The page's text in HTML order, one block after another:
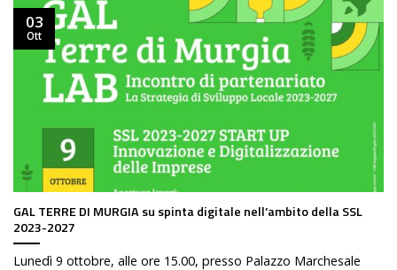
GAL TERRE DI MURGIA su spinta digitale nell’ambito della SSL
2023-2027
Lunedì 9 ottobre, alle ore 15.00, presso Palazzo Marchesale
03
Ott